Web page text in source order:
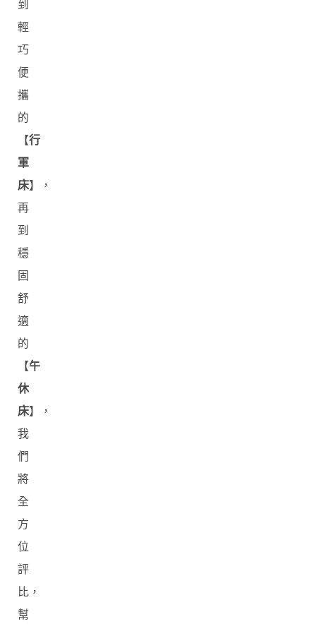
到
輕
巧
便
攜
的
【行
軍
床】，
再
到
穩
固
舒
適
的
【午
休
床】，
我
們
將
全
方
位
評
比，
幫